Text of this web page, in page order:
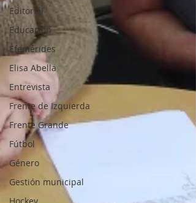
Editorial
Educación
Efemérides
Elisa Abella
Entrevista
Frente de Izquierda
Frente Grande
Fútbol
Género
Gestión municipal